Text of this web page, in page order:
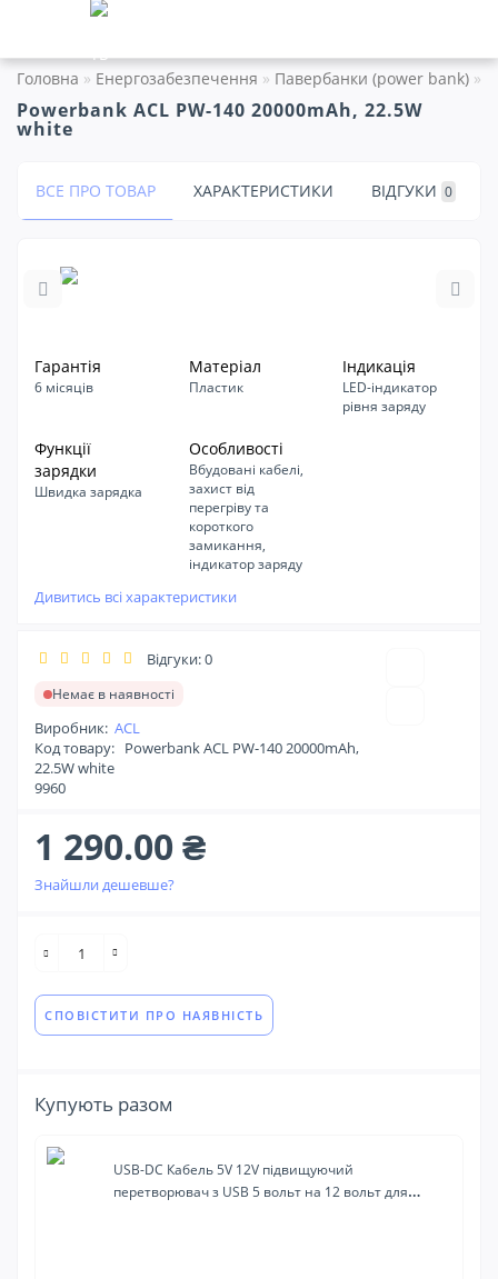
Головна Енергозабезпечення Павербанки (power bank)
Powerbank ACL PW-140 20000mAh, 22.5W
white
ВСЕ ПРО ТОВАР ХАРАКТЕРИСТИКИ ВІДГУКИ 0
Гарантія
6 місяців
Матеріал
Пластик
Індикація
LED-індикатор
рівня заряду
Функції
зарядки
Швидка зарядка
Особливості
Вбудовані кабелі,
захист від
перегріву та
короткого
замикання,
індикатор заряду
Дивитись всі характеристики
Відгуки: 0
Немає в наявності
Виробник: ACL
Код товару: Powerbank ACL PW-140 20000mAh,
22.5W white
9960
1 290.00 ₴
Знайшли дешевше?
СПОВІСТИТИ ПРО НАЯВНІСТЬ
Купують разом
USB-DC Кабель 5V 12V підвищуючий
перетворювач з USB 5 вольт на 12 вольт для